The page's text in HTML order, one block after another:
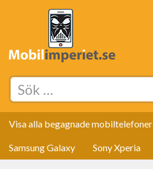
Sök
efter:
Visa alla begagnade mobiltelefoner
Samsung Galaxy Sony Xperia